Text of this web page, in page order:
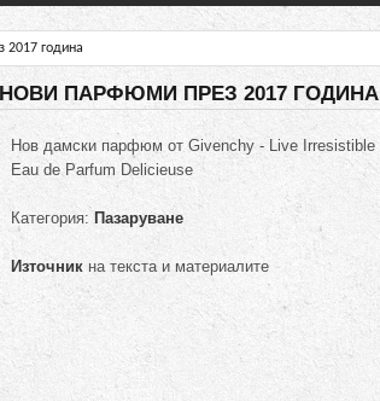
година
НОВИ ПАРФЮМИ ПРЕЗ 2017 ГОДИНА
Нов дамски парфюм от Givenchy - Live Irresistible
Eau de Parfum Delicieuse
Категория: Пазаруване
Източник на текста и материалите